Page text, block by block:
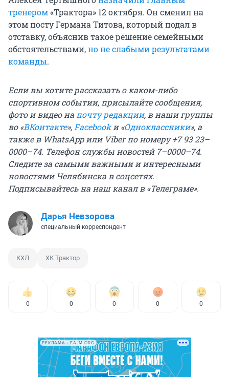
тренером«Трактора» 12 октября. Он сменил на
этом посту Германа Титова, который подал в
отставку, объяснив такое решение семейными
обстоятельствами,но не слабыми результатами
команды.
Если вы хотите рассказать о каком-либо
спортивном событии, присылайте сообщения,
фото и видео на почту редакции, в наши группы
во «ВКонтакте», Facebookи «Одноклассники», а
также в WhatsApp или Viber по номеру +7 93 23–
0000–74. Телефон службы новостей 7–0000–74.
Следите за самыми важными и интересными
новостями Челябинска в соцсетях.
Подписывайтесь на наш канал в «Телеграме».
Дарья Невзорова
специальный корреспондент
КХЛ ХК Трактор
0 0 0 0 0
РЕКЛАМА • EA-M.ORG